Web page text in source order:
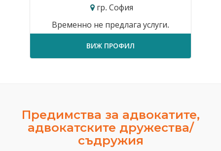
гр. София
Временно не предлага услуги.
ВИЖ ПРОФИЛ
Предимства за адвокатите,
адвокатските дружества/
съдружия